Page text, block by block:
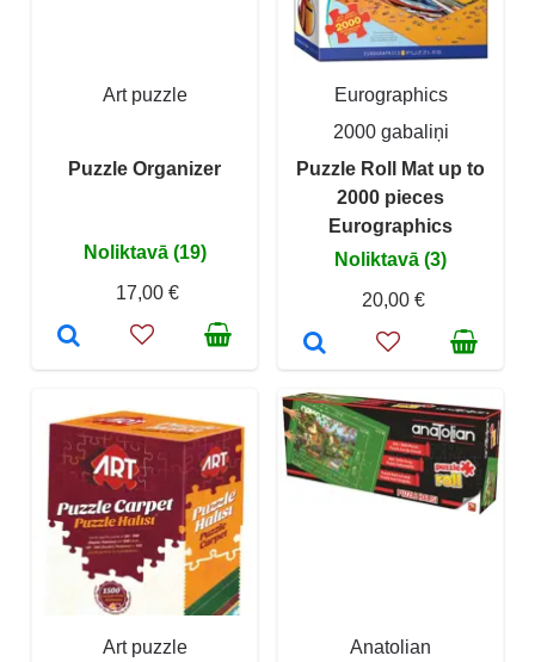
Art puzzle
Puzzle Organizer
Noliktavā (19)
17,00 €
Eurographics
2000 gabaliņi
Puzzle Roll Mat up to
2000 pieces
Eurographics
Noliktavā (3)
20,00 €
Art puzzle
Anatolian